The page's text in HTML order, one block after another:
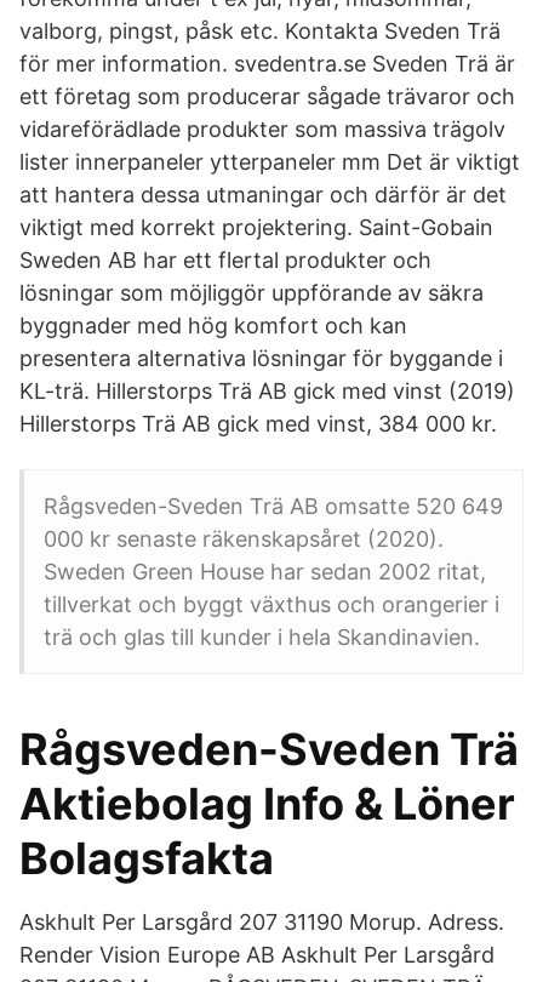
valborg, pingst, påsk etc. Kontakta Sveden Trä
för mer information. svedentra.se Sveden Trä är
ett företag som producerar sågade trävaror och
vidareförädlade produkter som massiva trägolv
lister innerpaneler ytterpaneler mm Det är viktigt
att hantera dessa utmaningar och därför är det
viktigt med korrekt projektering. Saint-Gobain
Sweden AB har ett flertal produkter och
lösningar som möjliggör uppförande av säkra
byggnader med hög komfort och kan
presentera alternativa lösningar för byggande i
KL-trä. Hillerstorps Trä AB gick med vinst (2019)
Hillerstorps Trä AB gick med vinst, 384 000 kr.
Rågsveden-Sveden Trä AB omsatte 520 649
000 kr senaste räkenskapsåret (2020).
Sweden Green House har sedan 2002 ritat,
tillverkat och byggt växthus och orangerier i
trä och glas till kunder i hela Skandinavien.
Rågsveden-Sveden Trä
Aktiebolag Info & Löner
Bolagsfakta
Askhult Per Larsgård 207 31190 Morup. Adress.
Render Vision Europe AB Askhult Per Larsgård